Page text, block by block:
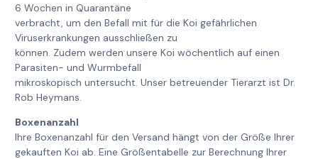
6 Wochen in Quarantäne
verbracht, um den Befall mit für die Koi gefährlichen
Viruserkrankungen ausschließen zu
können. Zudem werden unsere Koi wöchentlich auf einen
Parasiten- und Wurmbefall
mikroskopisch untersucht. Unser betreuender Tierarzt ist Dr.
Rob Heymans.
Boxenanzahl
Ihre Boxenanzahl für den Versand hängt von der Größe Ihrer
gekauften Koi ab. Eine Größentabelle zur Berechnung Ihrer